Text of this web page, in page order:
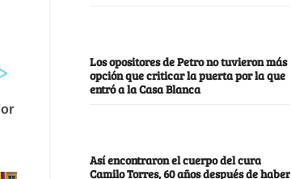
Los opositores de Petro no tuvieron más
opción que criticar la puerta por la que
entró a la Casa Blanca
Así encontraron el cuerpo del cura
Camilo Torres, 60 años después de haber